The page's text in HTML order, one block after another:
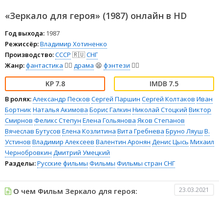
«Зеркало для героя» (1987) онлайн в HD
Год выхода: 1987
Режиссёр:Владимир Хотиненко
Производство:СССР 🇷🇺СНГ
Жанр:фантастика 🧙‍♀️ драма 😫 фэнтези 🧝‍♂️
7.8 7.5
В ролях:Александр Песков Сергей Паршин Сергей Колтаков Иван
Бортник Наталья Акимова Борис Галкин Николай Стоцкий Виктор
Смирнов Феликс Степун Елена Гольянова Яков Степанов
Вячеслав Бутусов Елена Козлитина Вита Гребнева Бруно Ляуш В.
Устинов Владимир Алексеев Валентин Аронян Денис Цысь Михаил
Чернобровкин Дмитрий Умецкий
Разделы:Русские фильмы Фильмы Фильмы стран СНГ
О чем Фильм Зеркало для героя: 23.03.2021